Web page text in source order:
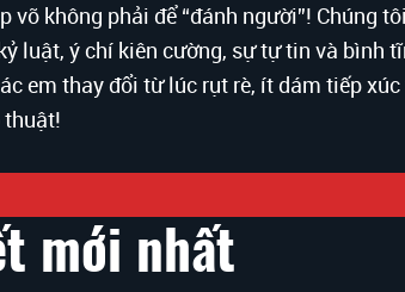
võ không phải để “đánh người”! Chúng
luật, ý chí kiên cường, sự tự tin và bình
em thay đổi từ lúc rụt rè, ít dám tiếp
thuật!
mới nhất